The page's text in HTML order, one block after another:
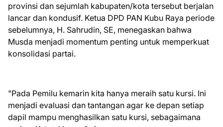
provinsi dan sejumlah kabupaten/kota tersebut berjalan
lancar dan kondusif. Ketua DPD PAN Kubu Raya periode
sebelumnya, H. Sahrudin, SE, menegaskan bahwa
Musda menjadi momentum penting untuk memperkuat
konsolidasi partai.
"Pada Pemilu kemarin kita hanya meraih satu kursi. Ini
menjadi evaluasi dan tantangan agar ke depan setiap
dapil mampu menghasilkan satu kursi, sebagaimana